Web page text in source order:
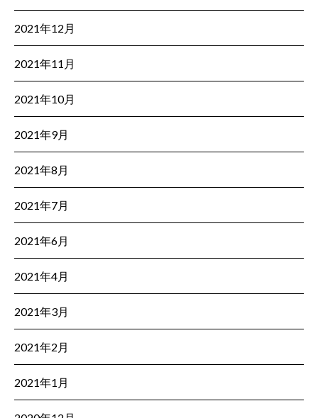
2021年12月
2021年11月
2021年10月
2021年9月
2021年8月
2021年7月
2021年6月
2021年4月
2021年3月
2021年2月
2021年1月